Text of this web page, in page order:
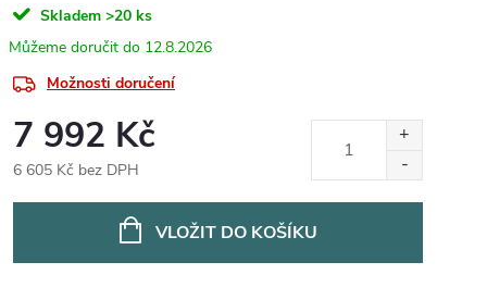
Skladem >20 ks
12.8.2026
Možnosti doručení
7 992 Kč
6 605 Kč bez DPH
VLOŽIT DO KOŠÍKU